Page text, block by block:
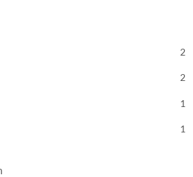
2
2
1
1